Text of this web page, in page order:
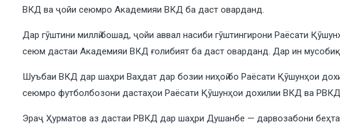
ВКД ва ҷойи сеюмро Академияи ВКД ба даст оварданд.
Дар гӯштини миллӣ бошад, ҷойи аввал насиби гӯштингирони Раёсати
сеюм дастаи Академияи ВКД ғолибият ба даст оварданд. Дар ин
Шуъбаи ВКД дар шаҳри Ваҳдат дар бозии ниҳоӣ бо Раёсати Қӯшунҳои
сеюмро футболбозони дастаҳои Раёсати Қӯшунҳои дохилии ВКД ва
Эраҷ Ҳурматов аз дастаи РВКД дар шаҳри Душанбе — дарвозабони